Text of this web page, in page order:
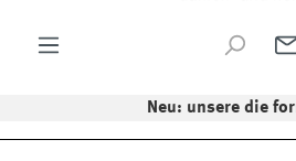
Neu: unsere die